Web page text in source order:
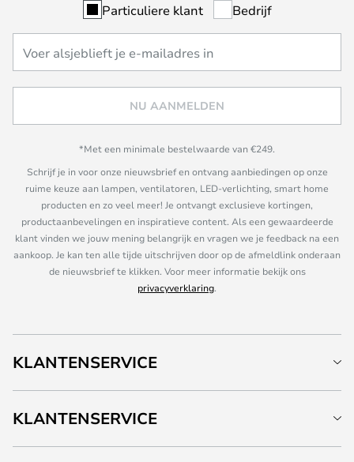
Particuliere klant Bedrijf
NU AANMELDEN
*Met een minimale bestelwaarde van €249.
Schrijf je in voor onze nieuwsbrief en ontvang aanbiedingen op onze
ruime keuze aan lampen, ventilatoren, LED-verlichting, smart home
producten en zo veel meer! Je ontvangt exclusieve kortingen,
productaanbevelingen en inspiratieve content. Als een gewaardeerde
klant vinden we jouw mening belangrijk en vragen we je feedback na een
aankoop. Je kan ten alle tijde uitschrijven door op de afmeldlink onderaan
de nieuwsbrief te klikken. Voor meer informatie bekijk ons
privacyverklaring.
KLANTENSERVICE
KLANTENSERVICE